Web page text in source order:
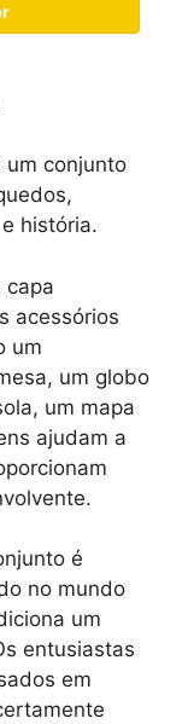
um conjunto
história.
capa
acessórios
um
um globo
um mapa
ajudam a
é
no mundo
um
entusiastas
​​em